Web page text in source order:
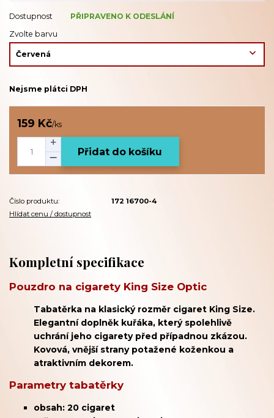
Dostupnost
PŘIPRAVENO K ODESLÁNÍ
Zvolte barvu
Nejsme plátci DPH
159 Kč/ks
Přidat do košíku
Číslo produktu:
172 16700-4
Hlídat cenu / dostupnost
Kompletní specifikace
Pouzdro na cigarety King Size Optic
Tabatěrka na klasický rozměr cigaret King Size.
Elegantní doplněk kuřáka, který spolehlivě
uchrání jeho cigarety před případnou zkázou.
Kovová, vnější strany potažené koženkou a
atraktivním dekorem.
Parametry tabatěrky
obsah: 20 cigaret